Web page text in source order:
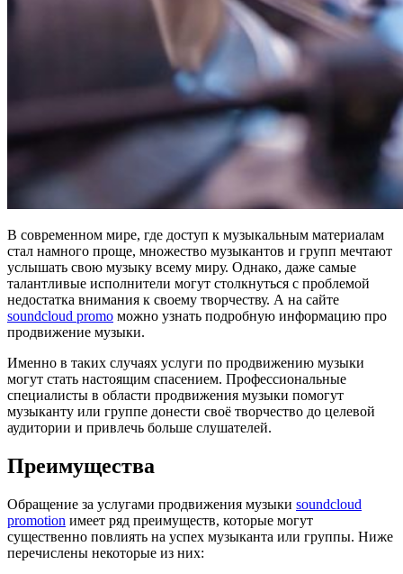
В современном мире, где доступ к музыкальным материалам
стал намного проще, множество музыкантов и групп мечтают
услышать свою музыку всему миру. Однако, даже самые
талантливые исполнители могут столкнуться с проблемой
недостатка внимания к своему творчеству. А на сайте
soundcloud promo можно узнать подробную информацию про
продвижение музыки.
Именно в таких случаях услуги по продвижению музыки
могут стать настоящим спасением. Профессиональные
специалисты в области продвижения музыки помогут
музыканту или группе донести своё творчество до целевой
аудитории и привлечь больше слушателей.
Преимущества
Обращение за услугами продвижения музыки soundcloud
promotion имеет ряд преимуществ, которые могут
существенно повлиять на успех музыканта или группы. Ниже
перечислены некоторые из них: